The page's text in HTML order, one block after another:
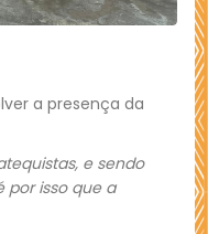
a presença da
e sendo
por isso que a